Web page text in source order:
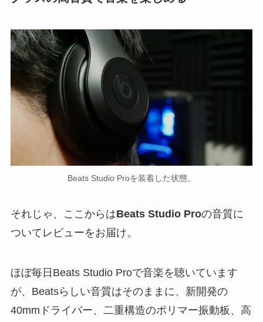
Beats Studio Proを装着した状態。
それじゃ、ここからはBeats Studio Proの音質に
ついてレビューをお届け。
ほぼ毎日Beats Studio Proで音楽を聴いています
が、Beatsらしい音質はそのままに、新開発の
40mmドライバー、二重構造のポリマー振動板、高